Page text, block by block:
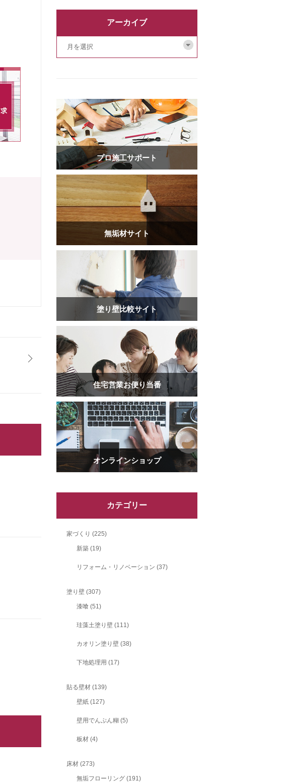
アーカイブ
プロ施工サポート
無垢材サイト
塗り壁比較サイト
住宅営業お便り当番
オンラインショップ
カテゴリー
家づくり (225)
新築 (19)
リフォーム・リノベーション (37)
塗り壁 (307)
漆喰 (51)
珪藻土塗り壁 (111)
カオリン塗り壁 (38)
下地処理用 (17)
貼る壁材 (139)
壁紙 (127)
壁用でんぷん糊 (5)
板材 (4)
床材 (273)
無垢フローリング (191)